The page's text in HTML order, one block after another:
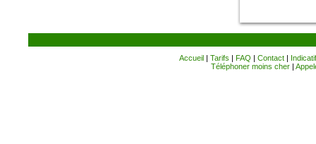
Accueil | Tarifs | FAQ | Contact | Indicatif
Téléphoner moins cher|